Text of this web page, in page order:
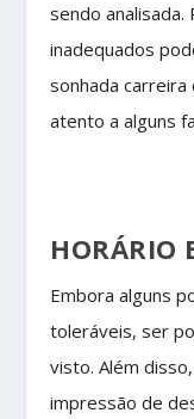
sendo
inadequados
sonhada
atento a alguns
HORÁRIO
Embora alguns
toleráveis, ser
visto. Além
impressão de